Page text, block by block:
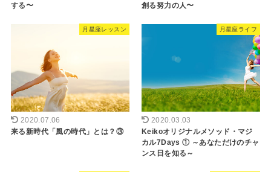
する〜
創る努力の人〜
月星座レッスン
2020.07.06
来る新時代「風の時代」とは？③
月星座ライフ
2020.03.03
Keikoオリジナルメソッド・マジ
カル7Days ① ～あなただけのチャ
ンス日を知る～